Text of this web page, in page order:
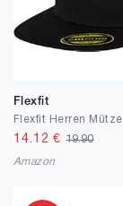
Flexfit
Flexfit Herren Mütze
14.12 €19.90
Amazon